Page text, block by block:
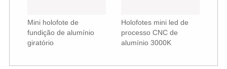
Mini holofote de
fundição de alumínio
giratório
Holofotes mini led de
processo CNC de
alumínio 3000K